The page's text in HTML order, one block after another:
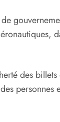
des
personnes